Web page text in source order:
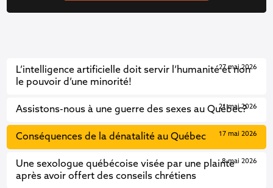
L’intelligence artificielle doit servir l’humanité et non
le pouvoir d’une minorité!
27 mai 2026
Assistons-nous à une guerre des sexes au Québec?
21 mai 2026
Conséquences de la dénatalité au Québec 17 mai 2026
Une sexologue québécoise visée par une plainte
après avoir offert des conseils chrétiens
8 mai 2026